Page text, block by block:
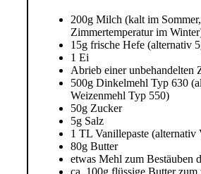
200g Milch (kalt im Sommer,
Zimmertemperatur im
15g frische Hefe (alternativ
1 Ei
Abrieb einer unbehandelten
500g Dinkelmehl Typ 630
Weizenmehl Typ 550)
50g Zucker
5g Salz
1 TL Vanillepaste (alternativ
80g Butter
etwas Mehl zum Bestäuben
ca. 100g flüssige Butter zum